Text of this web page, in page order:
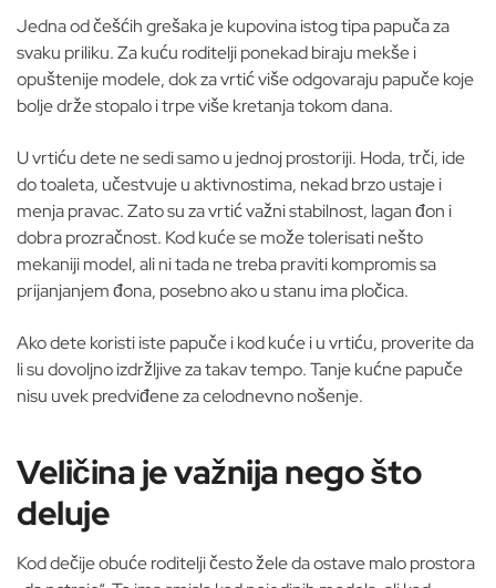
Jedna od češćih grešaka je kupovina istog tipa papuča za
svaku priliku. Za kuću roditelji ponekad biraju mekše i
opuštenije modele, dok za vrtić više odgovaraju papuče koje
bolje drže stopalo i trpe više kretanja tokom dana.
U vrtiću dete ne sedi samo u jednoj prostoriji. Hoda, trči, ide
do toaleta, učestvuje u aktivnostima, nekad brzo ustaje i
menja pravac. Zato su za vrtić važni stabilnost, lagan đon i
dobra prozračnost. Kod kuće se može tolerisati nešto
mekaniji model, ali ni tada ne treba praviti kompromis sa
prijanjanjem đona, posebno ako u stanu ima pločica.
Ako dete koristi iste papuče i kod kuće i u vrtiću, proverite da
li su dovoljno izdržljive za takav tempo. Tanje kućne papuče
nisu uvek predviđene za celodnevno nošenje.
Veličina je važnija nego što
deluje
Kod dečije obuće roditelji često žele da ostave malo prostora